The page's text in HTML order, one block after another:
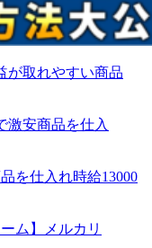
が取れやすい商品
を仕入れ時給13000